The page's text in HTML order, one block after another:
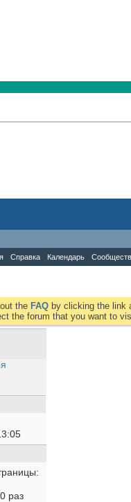
Справка Календарь
the FAQ by clicking the link
the forum that you want to
раз